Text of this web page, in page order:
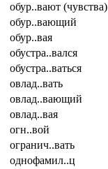
обур..вают (чувства)
обур..вающий
обур..вая
обустра..вался
обустра..ваться
овлад..вать
овлад..вающий
овлад..вая
огн..вой
огранич..вать
однофамил..ц